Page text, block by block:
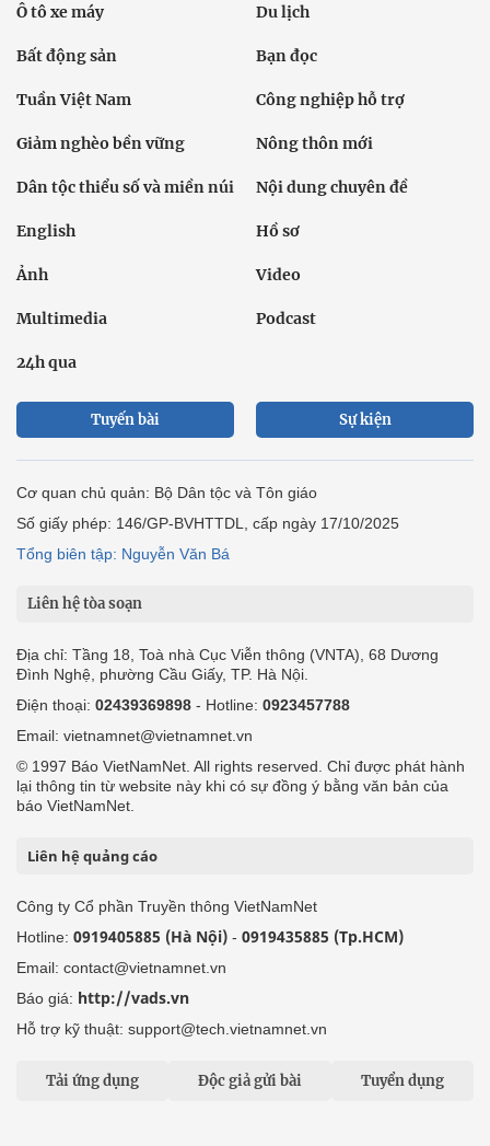
Ô tô xe máy Du lịch
Bất động sản Bạn đọc
Tuần Việt Nam Công nghiệp hỗ trợ
Giảm nghèo bền vững Nông thôn mới
Dân tộc thiểu số và miền núi Nội dung chuyên đề
English Hồ sơ
Ảnh Video
Multimedia Podcast
24h qua
Tuyến bài Sự kiện
Cơ quan chủ quản: Bộ Dân tộc và Tôn giáo
Số giấy phép: 146/GP-BVHTTDL, cấp ngày 17/10/2025
Tổng biên tập: Nguyễn Văn Bá
Liên hệ tòa soạn
Địa chỉ: Tầng 18, Toà nhà Cục Viễn thông (VNTA), 68 Dương
Đình Nghệ, phường Cầu Giấy, TP. Hà Nội.
Điện thoại: 02439369898 - Hotline: 0923457788
Email: vietnamnet@vietnamnet.vn
© 1997 Báo VietNamNet. All rights reserved. Chỉ được phát hành
lại thông tin từ website này khi có sự đồng ý bằng văn bản của
báo VietNamNet.
Liên hệ quảng cáo
Công ty Cổ phần Truyền thông VietNamNet
Hotline: 0919405885 (Hà Nội) - 0919435885 (Tp.HCM)
Email: contact@vietnamnet.vn
Báo giá: http://vads.vn
Hỗ trợ kỹ thuật: support@tech.vietnamnet.vn
Tải ứng dụng Độc giả gửi bài Tuyển dụng